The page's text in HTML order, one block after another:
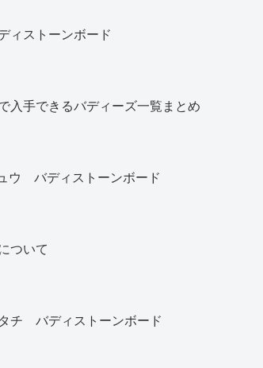
ィストーンボード
入手できるバディーズ一覧まとめ
ウ バディストーンボード
ついて
チ バディストーンボード